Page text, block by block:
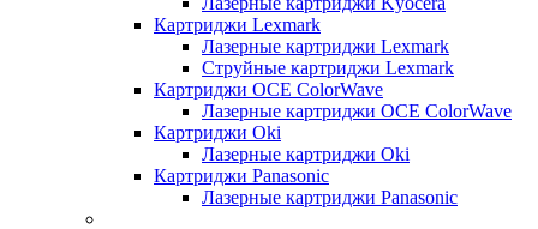
Картриджи Lexmark
Лазерные картриджи Lexmark
Струйные картриджи Lexmark
Картриджи OCE ColorWave
Лазерные картриджи OCE ColorWave
Картриджи Oki
Лазерные картриджи Oki
Картриджи Panasonic
Лазерные картриджи Panasonic